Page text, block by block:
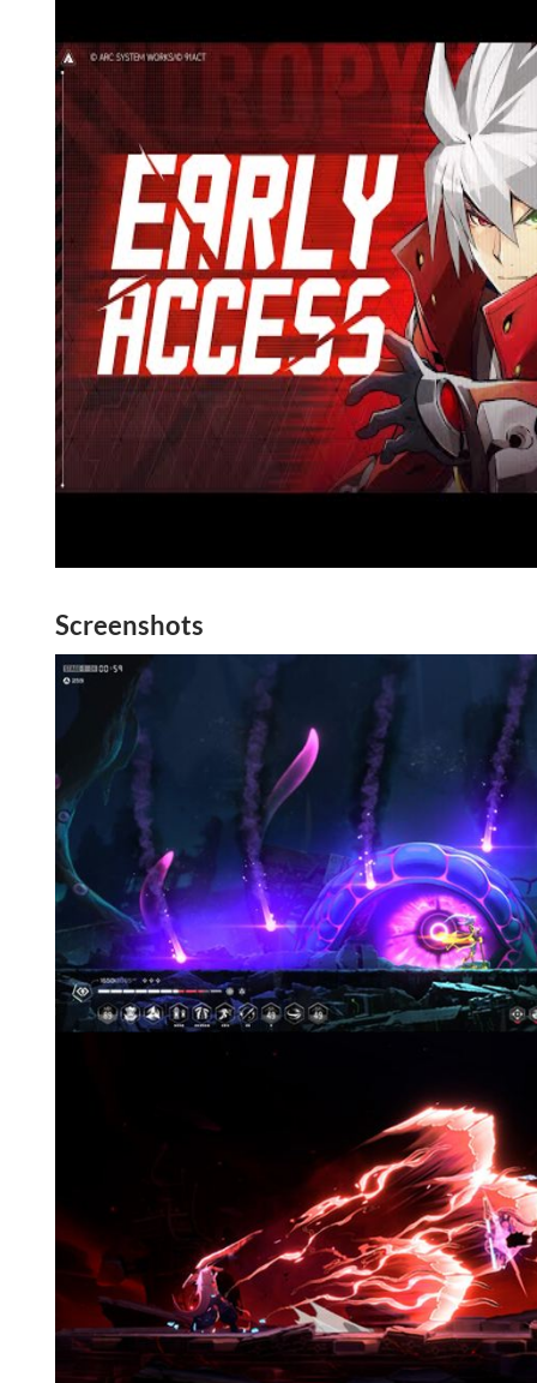
Screenshots